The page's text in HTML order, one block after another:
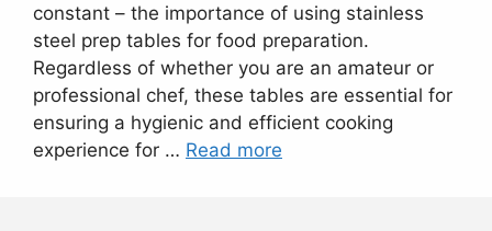
constant – the importance of using stainless
steel prep tables for food preparation.
Regardless of whether you are an amateur or
professional chef, these tables are essential for
ensuring a hygienic and efficient cooking
experience for … Read more